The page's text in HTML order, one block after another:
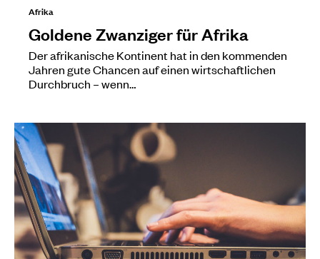
Afrika
Goldene Zwanziger für Afrika
Der afrikanische Kontinent hat in den kommenden
Jahren gute Chancen auf einen wirtschaftlichen
Durchbruch – wenn…